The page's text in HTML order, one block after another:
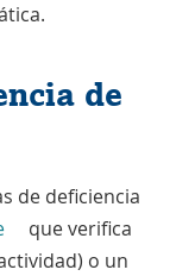
de
de deficiencia
que verifica
o un